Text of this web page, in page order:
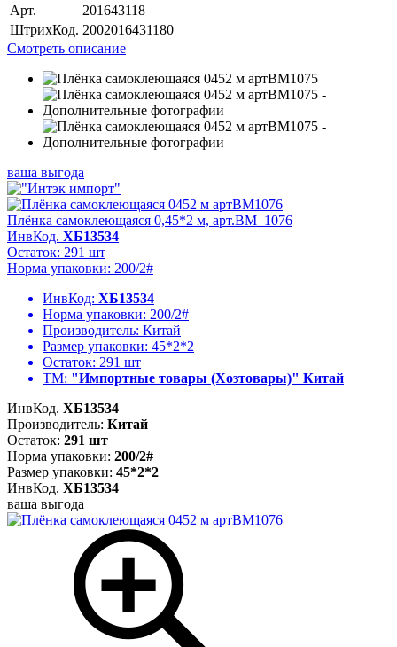
Арт.
201643118
ШтрихКод. 2002016431180
Смотреть описание
ваша выгода
Плёнка самоклеющаяся 0,45*2 м, арт.BM_1076
ИнвКод. ХБ13534
Остаток: 291 шт
Норма упаковки: 200/2#
ИнвКод: ХБ13534
Норма упаковки: 200/2#
Производитель: Китай
Размер упаковки: 45*2*2
Остаток: 291 шт
ТМ: "Импортные товары (Хозтовары)" Китай
ИнвКод. ХБ13534
Производитель: Китай
Остаток: 291 шт
Норма упаковки: 200/2#
Размер упаковки: 45*2*2
ИнвКод. ХБ13534
ваша выгода